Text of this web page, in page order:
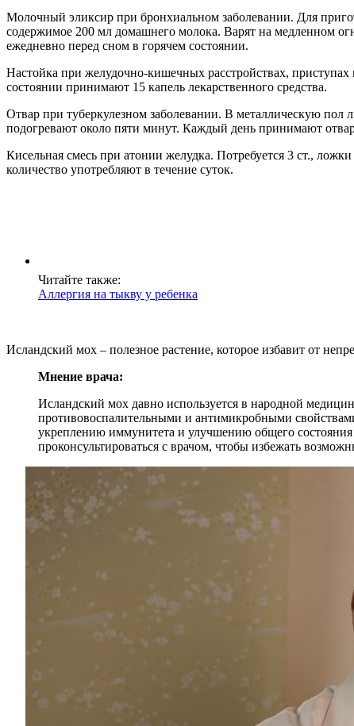
Молочный эликсир при бронхиальном заболевании. Для
содержимое 200 мл домашнего молока. Варят на медленном
ежедневно перед сном в горячем состоянии.
Настойка при желудочно-кишечных расстройствах,
состоянии принимают 15 капель лекарственного средства.
Отвар при туберкулезном заболевании. В металлическую
подогревают около пяти минут. Каждый день принимают
Кисельная смесь при атонии желудка. Потребуется 3 ст.,
количество употребляют в течение суток.
Читайте также:
Аллергия на тыкву у ребенка
Исландский мох – полезное растение, которое избавит от
Мнение врача:
Исландский мох давно используется в народной
противовоспалительными и антимикробными
укреплению иммунитета и улучшению общего
проконсультироваться с врачом, чтобы избежать